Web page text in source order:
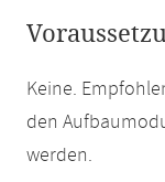
Keine.
den
werden.